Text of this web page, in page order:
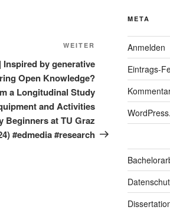
Nächster
Beitrag
WEITER
by generative
Open Knowledge?
a Longitudinal Study
and Activities
Beginners at TU Graz
#edmedia #research
META
Anmelden
Eintrags-